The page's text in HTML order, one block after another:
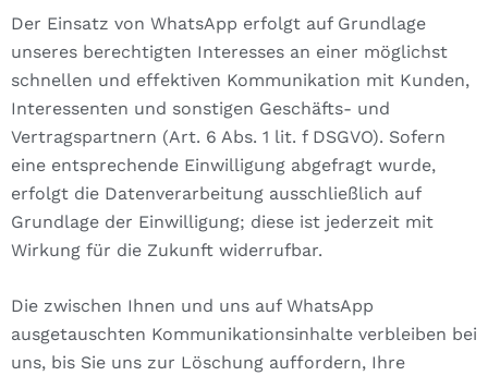
Der Einsatz von WhatsApp erfolgt auf Grundlage
unseres berechtigten Interesses an einer möglichst
schnellen und effektiven Kommunikation mit Kunden,
Interessenten und sonstigen Geschäfts- und
Vertragspartnern (Art. 6 Abs. 1 lit. f DSGVO). Sofern
eine entsprechende Einwilligung abgefragt wurde,
erfolgt die Datenverarbeitung ausschließlich auf
Grundlage der Einwilligung; diese ist jederzeit mit
Wirkung für die Zukunft widerrufbar.
Die zwischen Ihnen und uns auf WhatsApp
ausgetauschten Kommunikationsinhalte verbleiben bei
uns, bis Sie uns zur Löschung auffordern, Ihre